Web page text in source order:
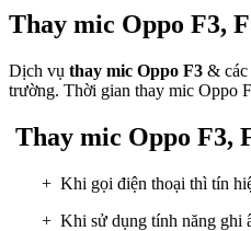
Thay mic Oppo F3,
Dịch vụ thay mic Oppo F3 & các
trường. Thời gian thay mic Oppo
Thay mic Oppo F3,
+ Khi gọi điện thoại thì tín
+ Khi sử dụng tính năng ghi